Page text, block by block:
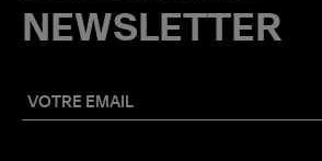
NEWSLETTER